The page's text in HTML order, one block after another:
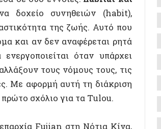
Fujian στη Νότια Κίνα,
τους
αποτελούν προϊόντα
Χρήστος
Περικλής
Σερβία
Αρχαία
Θοδωρής